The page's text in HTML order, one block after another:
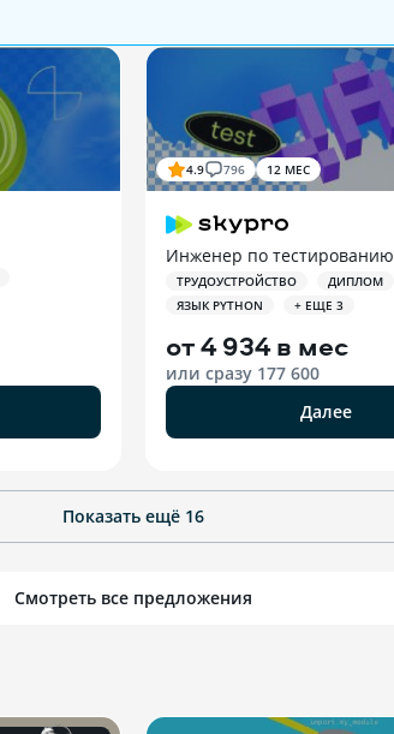
4.9 796 12 МЕС
Инженер по тестированию
ТРУДОУСТРОЙСТВО
ДИПЛОМ
ЯЗЫК PYTHON
+ ЕЩЕ 3
от4 934 в мес
или сразу 177 600
Далее
Показать ещё 16
Смотреть все предложения